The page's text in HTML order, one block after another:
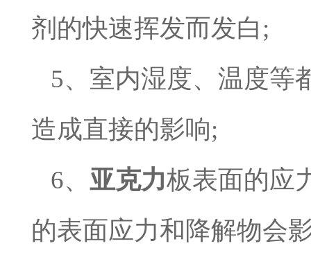
剂的快速挥发而发白;
5、室内湿度、温度等
造成直接的影响;
6、 亚克力板表面的应
的表面应力和降解物会